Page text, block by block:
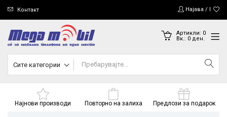
Контакт Најава /
Артикли: 0
Вк.: 0ден.
Сите категории
Најнови производи Повторно на залиха Предлози за подарок